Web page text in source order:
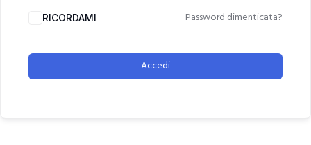
RICORDAMI Password dimenticata?
Accedi